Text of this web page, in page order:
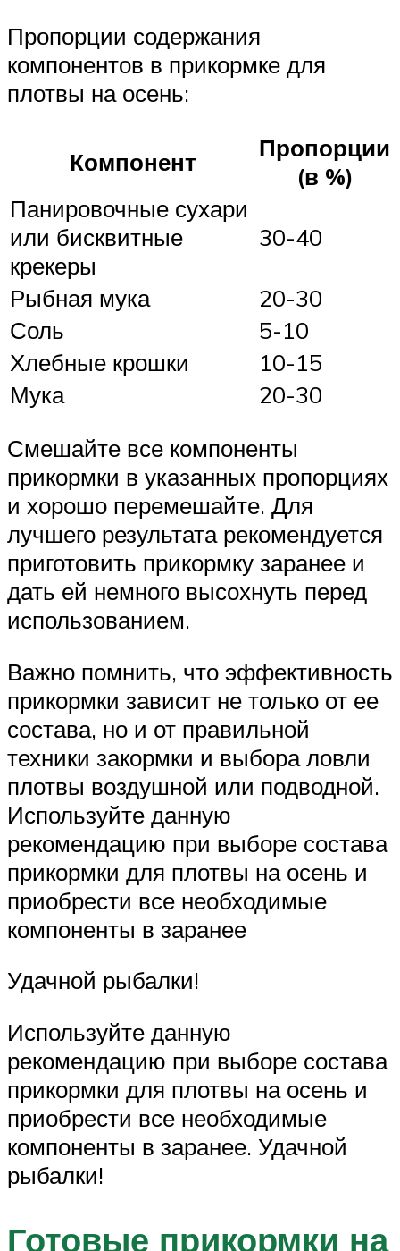
Пропорции содержания
компонентов в прикормке для
плотвы на осень:
Компонент
Пропорции
(в %)
Панировочные сухари
или бисквитные
крекеры
30-40
Рыбная мука
20-30
Соль
5-10
Хлебные крошки
10-15
Мука
20-30
Смешайте все компоненты
прикормки в указанных пропорциях
и хорошо перемешайте. Для
лучшего результата рекомендуется
приготовить прикормку заранее и
дать ей немного высохнуть перед
использованием.
Важно помнить, что эффективность
прикормки зависит не только от ее
состава, но и от правильной
техники закормки и выбора ловли
плотвы воздушной или подводной.
Используйте данную
рекомендацию при выборе состава
прикормки для плотвы на осень и
приобрести все необходимые
компоненты в заранее
Удачной рыбалки!
Используйте данную
рекомендацию при выборе состава
прикормки для плотвы на осень и
приобрести все необходимые
компоненты в заранее. Удачной
рыбалки!
Готовые прикормки на